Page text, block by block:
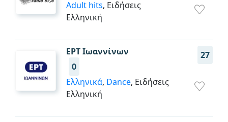
Adult hits, Ειδήσεις
Ελληνική
ΕΡΤ Ιωαννίνων
27
0
Ελληνικά, Dance, Ειδήσεις
Ελληνική